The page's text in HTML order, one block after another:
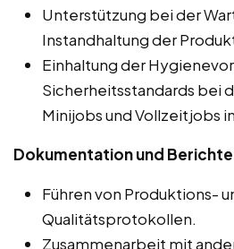
Unterstützung bei der
Instandhaltung der
Einhaltung der
Sicherheitsstandards bei
Minijobs und Vollzeitjobs
Dokumentation und
Führen von Produktions-
Qualitätsprotokollen.
Zusammenarbeit mit